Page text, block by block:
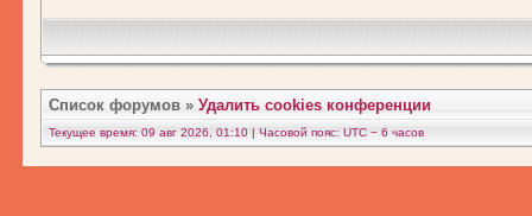
Список форумов » Удалить cookies конференции
Текущее время: 09 авг 2026, 01:10 | Часовой пояс: UTC − 6 часов